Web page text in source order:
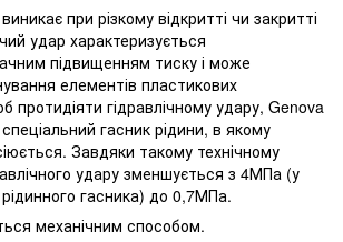
при різкому відкритті чи закритті
удар характеризується
підвищенням тиску і може
елементів пластикових
протидіяти гідравлічному удару, Genova
гасник рідини, в якому
Завдяки такому технічному
удару зменшується з 4МПа (у
гасника) до 0,7МПа.
механічним способом.